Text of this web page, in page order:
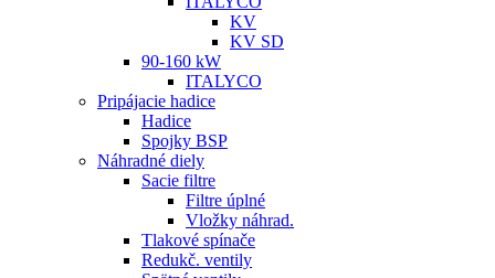
KV
KV SD
90-160 kW
ITALYCO
Pripájacie hadice
Hadice
Spojky BSP
Náhradné diely
Sacie filtre
Filtre úplné
Vložky náhrad.
Tlakové spínače
Redukč. ventily